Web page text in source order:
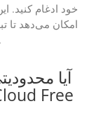
امکان می‌دهد تا
ساخت، استقرار یا پس از پردازش آغاز کنید.
آیا
Free